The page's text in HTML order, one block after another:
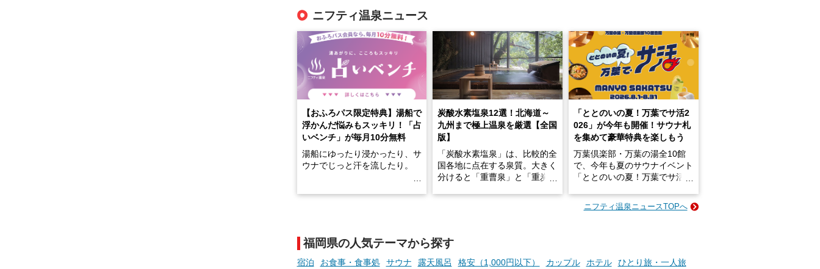
ニフティ温泉ニュース
【おふろパス限定特典】湯船で
浮かんだ悩みもスッキリ！「占
いベンチ」が毎月10分無料
湯船にゆったり浸かったり、サ
ウナでじっと汗を流したり。
た「これからのこと」や「ちょ
っとした悩み」が、頭に浮かん
でくることはありませんか？
炭酸水素塩泉12選！北海道～
九州まで極上温泉を厳選【全国
版】
「炭酸水素塩泉」は、比較的全
国各地に点在する泉質。大きく
分けると「重曹泉」と「重炭酸
す。
「ととのいの夏！万葉でサ活2
026」が今年も開催！サウナ札
を集めて豪華特典を楽しもう
万葉倶楽部・万葉の湯全10館
で、今年も夏のサウナイベント
「ととのいの夏！万葉でサ活2
2026年8月1日（土）～8月31
札」を集めることで、オリジナ
ニフティ温泉ニュースTOPへ
福岡県の人気テーマから探す
宿泊 お食事・食事処 サウナ 露天風呂 格安（1,000円以下） カップル ホテル ひとり旅・一人旅